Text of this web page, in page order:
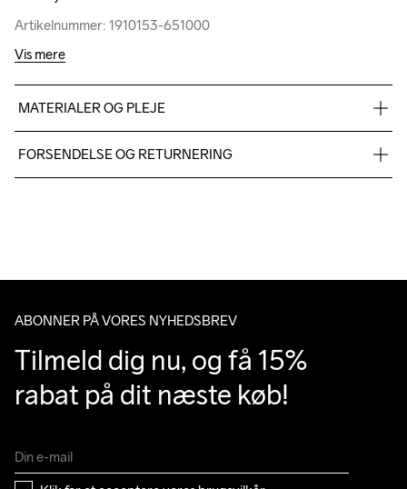
Artikelnummer: 1910153-651000
Artikelnummer: 1910153-651000
Vis mere
MATERIALER OG PLEJE
FORSENDELSE OG RETURNERING
ABONNER PÅ VORES NYHEDSBREV
Tilmeld dig nu, og få 15%
rabat på dit næste køb!